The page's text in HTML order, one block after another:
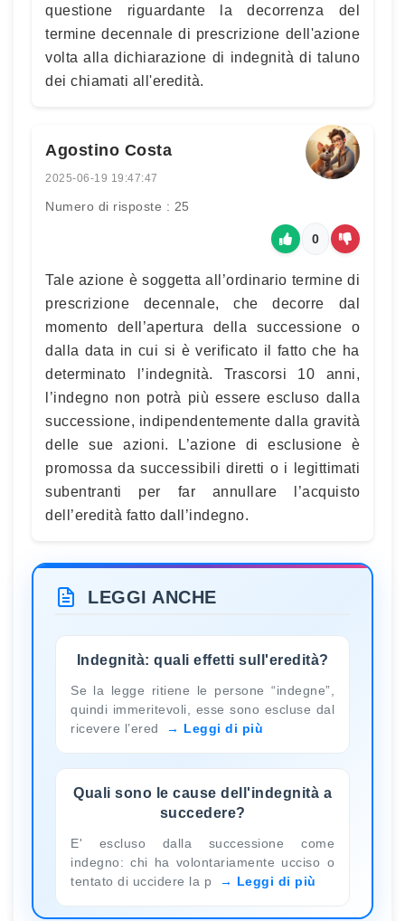
questione riguardante la decorrenza del
termine decennale di prescrizione dell'azione
volta alla dichiarazione di indegnità di taluno
dei chiamati all'eredità.
Agostino Costa
2025-06-19 19:47:47
Numero di risposte : 25
0
Tale azione è soggetta all’ordinario termine di
prescrizione decennale, che decorre dal
momento dell’apertura della successione o
dalla data in cui si è verificato il fatto che ha
determinato l’indegnità. Trascorsi 10 anni,
l’indegno non potrà più essere escluso dalla
successione, indipendentemente dalla gravità
delle sue azioni. L’azione di esclusione è
promossa da successibili diretti o i legittimati
subentranti per far annullare l’acquisto
dell’eredità fatto dall’indegno.
LEGGI ANCHE
Indegnità: quali effetti sull'eredità?
Se la legge ritiene le persone “indegne”,
quindi immeritevoli, esse sono escluse dal
ricevere l’ered
Leggi di più
Quali sono le cause dell'indegnità a
succedere?
E' escluso dalla successione come
indegno: chi ha volontariamente ucciso o
tentato di uccidere la p
Leggi di più